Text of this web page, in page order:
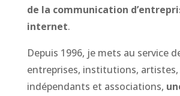
de la communication
internet.
Depuis 1996, je mets au service
entreprises, institutions, artistes,
indépendants et associations,